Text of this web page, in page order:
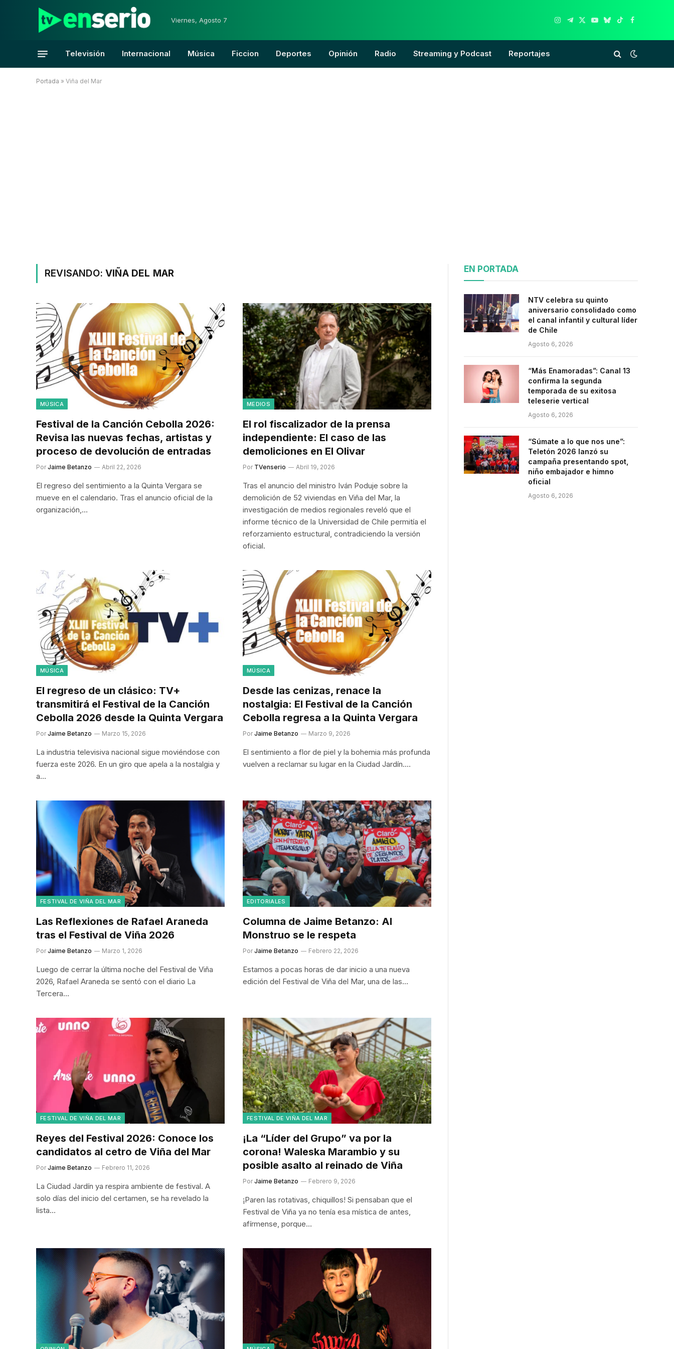
Viernes, Agosto 7
Instagram
Telegram
X
YouTube
Bluesky
TikTokFacebook
Televisión Internacional Música Ficcion Deportes Opinión Radio Streaming y Podcast Reportajes
Portada » Viña del Mar
REVISANDO:VIÑA DEL MAR
MÚSICA
Festival de la Canción Cebolla 2026:
Revisa las nuevas fechas, artistas y
proceso de devolución de entradas
Por Jaime Betanzo Abril 22, 2026
El regreso del sentimiento a la Quinta Vergara se
mueve en el calendario. Tras el anuncio oficial de la
organización,…
MEDIOS
El rol fiscalizador de la prensa
independiente: El caso de las
demoliciones en El Olivar
Por TVenserio Abril 19, 2026
Tras el anuncio del ministro Iván Poduje sobre la
demolición de 52 viviendas en Viña del Mar, la
investigación de medios regionales reveló que el
informe técnico de la Universidad de Chile permitía el
reforzamiento estructural, contradiciendo la versión
oficial.
MÚSICA
El regreso de un clásico: TV+
transmitirá el Festival de la Canción
Cebolla 2026 desde la Quinta Vergara
Por Jaime Betanzo Marzo 15, 2026
La industria televisiva nacional sigue moviéndose con
fuerza este 2026. En un giro que apela a la nostalgia y
a…
MÚSICA
Desde las cenizas, renace la
nostalgia: El Festival de la Canción
Cebolla regresa a la Quinta Vergara
Por Jaime Betanzo Marzo 9, 2026
El sentimiento a flor de piel y la bohemia más profunda
vuelven a reclamar su lugar en la Ciudad Jardín.…
FESTIVAL DE VIÑA DEL MAR
Las Reflexiones de Rafael Araneda
tras el Festival de Viña 2026
Por Jaime Betanzo Marzo 1, 2026
Luego de cerrar la última noche del Festival de Viña
2026, Rafael Araneda se sentó con el diario La
Tercera…
EDITORIALES
Columna de Jaime Betanzo: Al
Monstruo se le respeta
Por Jaime Betanzo Febrero 22, 2026
Estamos a pocas horas de dar inicio a una nueva
edición del Festival de Viña del Mar, una de las…
FESTIVAL DE VIÑA DEL MAR
Reyes del Festival 2026: Conoce los
candidatos al cetro de Viña del Mar
Por Jaime Betanzo Febrero 11, 2026
La Ciudad Jardín ya respira ambiente de festival. A
solo días del inicio del certamen, se ha revelado la
lista…
FESTIVAL DE VIÑA DEL MAR
¡La “Líder del Grupo” va por la
corona! Waleska Marambio y su
posible asalto al reinado de Viña
Por Jaime Betanzo Febrero 9, 2026
¡Paren las rotativas, chiquillos! Si pensaban que el
Festival de Viña ya no tenía esa mística de antes,
afírmense, porque…
EN PORTADA
NTV celebra su quinto
aniversario consolidado como
el canal infantil y cultural líder
de Chile
Agosto 6, 2026
“Más Enamoradas”: Canal 13
confirma la segunda
temporada de su exitosa
teleserie vertical
Agosto 6, 2026
“Súmate a lo que nos une”:
Teletón 2026 lanzó su
campaña presentando spot,
niño embajador e himno
oficial
Agosto 6, 2026